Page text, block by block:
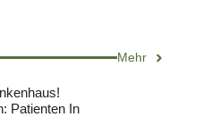
Mehr
Patienten In